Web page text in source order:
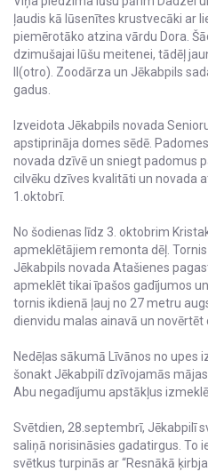
ļaudis kā lūsenītes krustvecāki ar
piemērotāko atzina vārdu Dora.
dzimušajai lūšu meitenei, tādēļ
II(otro). Zoodārza un Jēkabpils
gadus.
Izveidota Jēkabpils novada
apstiprināja domes sēdē.
novada dzīvē un sniegt padomus
cilvēku dzīves kvalitāti un novada
1.oktobrī.
No šodienas līdz 3. oktobrim
apmeklētājiem remonta dēļ.
Jēkabpils novada Atašienes
apmeklēt tikai īpašos gadījumos
tornis ikdienā ļauj no 27 metru
dienvidu malas ainavā un novērtēt
Nedēļas sākumā Līvānos no upes
šonakt Jēkabpilī dzīvojamās
Abu negadījumu apstākļus izmeklē
Svētdien, 28.septembrī, Jēkabpilī
saliņā norisināsies gadatirgus. To
svētkus turpinās ar “Resnākā